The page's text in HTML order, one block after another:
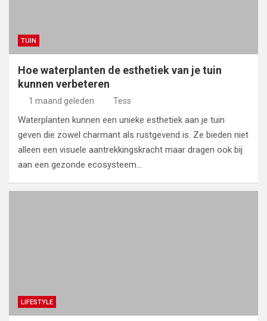
TUIN
Hoe waterplanten de esthetiek van je tuin
kunnen verbeteren
1 maand geleden Tess
Waterplanten kunnen een unieke esthetiek aan je tuin
geven die zowel charmant als rustgevend is. Ze bieden niet
alleen een visuele aantrekkingskracht maar dragen ook bij
aan een gezonde ecosysteem…
LIFESTYLE